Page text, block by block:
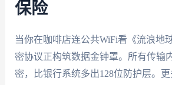
保险
当你在咖啡店连公共WiFi看《流浪地
密协议正构筑数据金钟罩。所有传输
密，比银行系统多出128位防护层。